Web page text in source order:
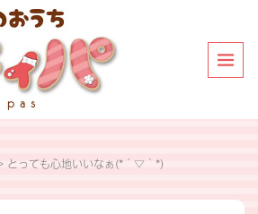
とっても心地いいなぁ(*´▽｀*)